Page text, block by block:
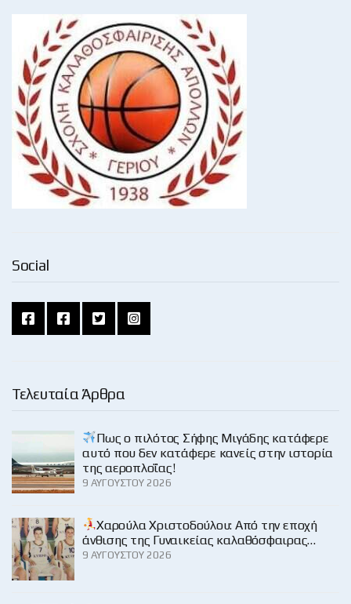
Social
Τελευταία Άρθρα
Πως ο πιλότος Σήφης Μιγάδης κατάφερε
αυτό που δεν κατάφερε κανείς στην ιστορία
της αεροπλοΐας!
9 ΑΥΓΟΎΣΤΟΥ 2026
Χαρούλα Χριστοδούλου: Από την εποχή
άνθισης της Γυναικείας καλαθόσφαιρας…
9 ΑΥΓΟΎΣΤΟΥ 2026